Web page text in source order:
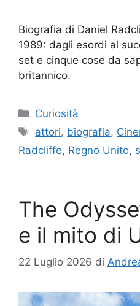
Biografia di Daniel
1989: dagli esordi al
set e cinque cose da
britannico.
Categorie
Curiosità
Tag
attori, biografia,
Radcliffe, Regno Unito,
The
e il mito di
22 Luglio 2026 di